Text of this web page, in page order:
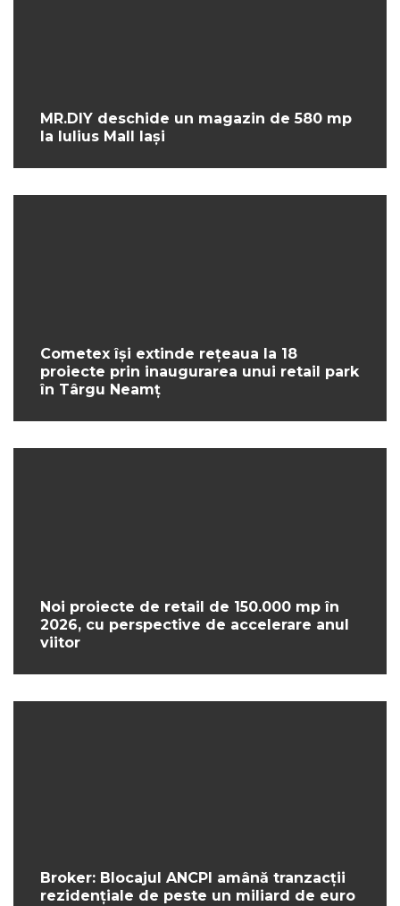
MR.DIY deschide un magazin de 580 mp
la Iulius Mall Iași
Cometex își extinde rețeaua la 18
proiecte prin inaugurarea unui retail park
în Târgu Neamț
Noi proiecte de retail de 150.000 mp în
2026, cu perspective de accelerare anul
viitor
Broker: Blocajul ANCPI amână tranzacții
rezidențiale de peste un miliard de euro